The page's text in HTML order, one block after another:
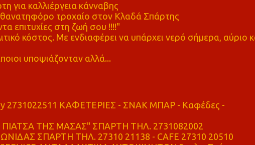
καλλιέργεια κάνναβης
τροχαίο στον Κλαδά Σπάρτης
επιτυχίες στη ζωή σου !!!!"
κόστος. Με ενδιαφέρει να υπάρχει νερό σήμερα, αύριο
υποψιάζονταν αλλά...
2731022511 ΚΑΦΕΤΕΡΙΕΣ - ΣΝΑΚ ΜΠΑΡ - Καφέδες -
ΤΗΣ ΜΑΣΑΣ" ΣΠΑΡΤΗ ΤΗΛ. 2731082002
ΣΠΑΡΤΗ ΤΗΛ. 27310 21138 - CAFE 27310 20510